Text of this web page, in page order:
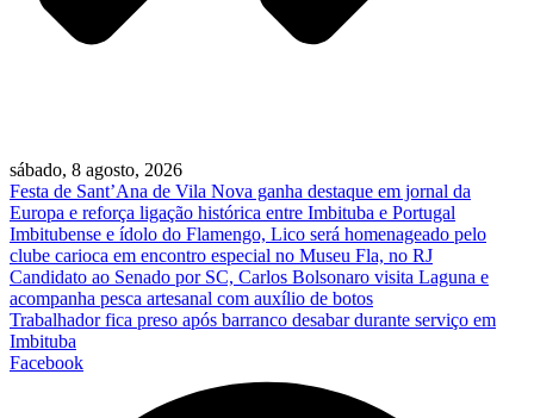
sábado, 8 agosto, 2026
Festa de Sant’Ana de Vila Nova ganha destaque em jornal da
Europa e reforça ligação histórica entre Imbituba e Portugal
Imbitubense e ídolo do Flamengo, Lico será homenageado pelo
clube carioca em encontro especial no Museu Fla, no RJ
Candidato ao Senado por SC, Carlos Bolsonaro visita Laguna e
acompanha pesca artesanal com auxílio de botos
Trabalhador fica preso após barranco desabar durante serviço em
Imbituba
Facebook